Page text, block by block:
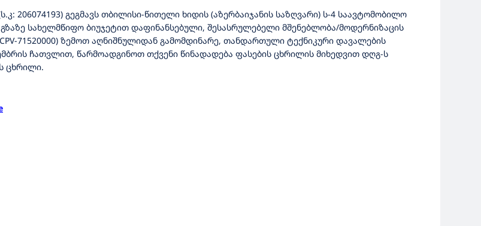
ᲨᲔᲡᲧᲘᲓᲕᲐ
206074193) გეგმავს თბილისი-წითელი ხიდის (აზერბაიჯანის საზღვარი) ს-4 საავტომობილო
სახელმწიფო ბიუჯეტით დაფინანსებული, შესასრულებელი მშენებლობა/მოდერნიზაცის
71520000) ზემოთ აღნიშნულიდან გამომდინარე, თანდართული ტექნიკური დავალების
ჩათვლით, წარმოადგინოთ თქვენი წინადადება ფასების ცხრილის მიხედვით დღგ-ს
ცხრილი.